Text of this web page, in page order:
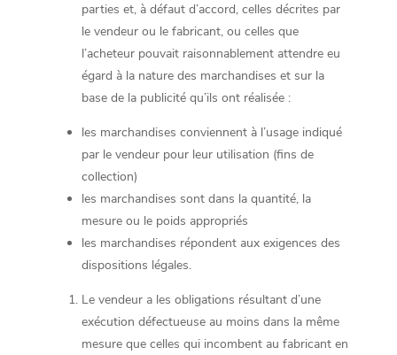
parties et, à défaut d’accord, celles décrites par
le vendeur ou le fabricant, ou celles que
l’acheteur pouvait raisonnablement attendre eu
égard à la nature des marchandises et sur la
base de la publicité qu’ils ont réalisée :
les marchandises conviennent à l’usage indiqué
par le vendeur pour leur utilisation (fins de
collection)
les marchandises sont dans la quantité, la
mesure ou le poids appropriés
les marchandises répondent aux exigences des
dispositions légales.
Le vendeur a les obligations résultant d’une
exécution défectueuse au moins dans la même
mesure que celles qui incombent au fabricant en